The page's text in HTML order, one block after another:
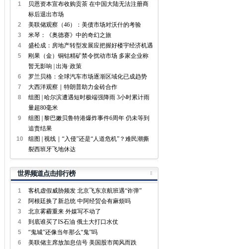
1
贝恩资本宣布收购贡茶 在中国大陆无法注册商
标后退出市场
2
美联储观察（46）：美债市场对沃什的考验
3
米琴：《奥德赛》中的奇幻之旅
4
盛松成：房地产转型发展应把握好楼宇经济机遇
5
刚果（金）铜钴精矿禁令扰动市场 多家企业称
暂无影响 | 出海·政策
6
罗兰贝格：全球汽车市场逐渐区域化已成趋势
7
大西洋观察｜特朗普助力金砖合作
8
组图 | 哈尔滨遭遇短时极端强降雨 3小时累计雨
量超80毫米
9
组图 | 黎巴嫩贝鲁特港爆炸事件6周年 仍未等到
追责结果
10
组图 | 视线｜“入侵”还是“人道危机”？难民潮撕
裂西班牙飞地休达
世界频道点击排行榜
1
客机虚假威胁频发 北京飞东京航班遇“诈弹”
2
阿根廷换了新总统 中阿经贸会有麻烦吗
3
北京雾霾重来 外媒写不动了
4
到底谁买了IS石油 俄土大打口水仗
5
“鬼城”还像当年那么“鬼”吗
6
美联储主席放加息信号 美国股市闻风而跌